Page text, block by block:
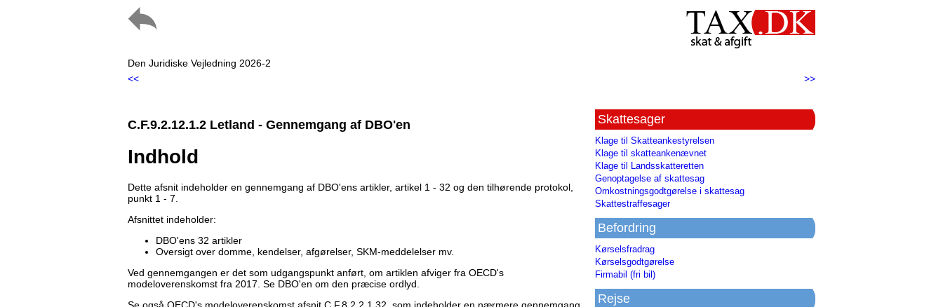
Den Juridiske Vejledning 2026-2
<<
>>
C.F.9.2.12.1.2 Letland - Gennemgang af DBO'en
Indhold
Dette afsnit indeholder en gennemgang af DBO'ens artikler, artikel 1 - 32 og den tilhørende protokol,
punkt 1 - 7.
Afsnittet indeholder:
DBO'ens 32 artikler
Oversigt over domme, kendelser, afgørelser, SKM-meddelelser mv.
Ved gennemgangen er det som udgangspunkt anført, om artiklen afviger fra OECD's
modeloverenskomst fra 2017. Se DBO'en om den præcise ordlyd.
Se også OECD's modeloverenskomst afsnit C.F.8.2.2.1.32, som indeholder en nærmere gennemgang
Skattesager
Klage til Skatteankestyrelsen
Klage til skatteankenævnet
Klage til Landsskatteretten
Genoptagelse af skattesag
Omkostningsgodtgørelse i skattesag
Skattestraffesager
Befordring
Kørselsfradrag
Kørselsgodtgørelse
Firmabil (fri bil)
Rejse